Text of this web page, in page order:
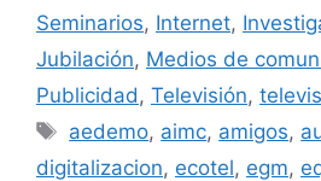
Seminarios, Internet,
Jubilación, Medios de
Publicidad, Televisión,
Etiquetas
aedemo, aimc, amigos,
digitalizacion, ecotel, egm,